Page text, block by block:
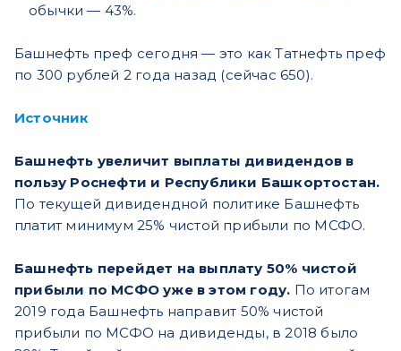
обычки — 43%.
Башнефть преф сегодня — это как Татнефть преф
по 300 рублей 2 года назад (сейчас 650).
Источник
Башнефть увеличит выплаты дивидендов в
пользу Роснефти и Республики Башкортостан.
По текущей дивидендной политике Башнефть
платит минимум 25% чистой прибыли по МСФО.
Башнефть перейдет на выплату 50% чистой
прибыли по МСФО уже в этом году. По итогам
2019 года Башнефть направит 50% чистой
прибыли по МСФО на дивиденды, в 2018 было